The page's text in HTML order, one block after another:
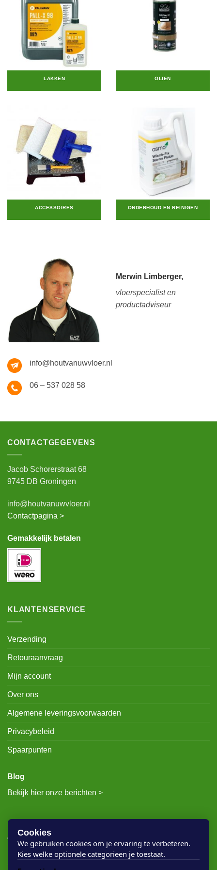
LAKKEN OLIËN
ACCESSOIRES ONDERHOUD EN REINIGEN
Merwin Limberger,
vloerspecialist en
productadviseur
info@houtvanuwvloer.nl
06 – 537 028 58
CONTACTGEGEVENS
Jacob Schorerstraat 68
9745 DB Groningen
info@houtvanuwvloer.nl
Contactpagina >
Gemakkelijk betalen
KLANTENSERVICE
Verzending
Retouraanvraag
Mijn account
Over ons
Algemene leveringsvoorwaarden
Privacybeleid
Spaarpunten
Blog
Bekijk hier onze berichten >
Rigostep Skylt
Cookies
We gebruiken cookies om je ervaring te verbeteren.
Kies welke optionele categorieen je toestaat.